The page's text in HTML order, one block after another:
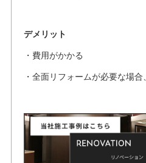
デメリット
・費用がかかる
・全面リフォームが必要な場